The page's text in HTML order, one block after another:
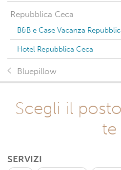
Repubblica Ceca
B&B e Case Vacanza
Hotel Repubblica Ceca
Bluepillow
Scegli il
te
SERVIZI